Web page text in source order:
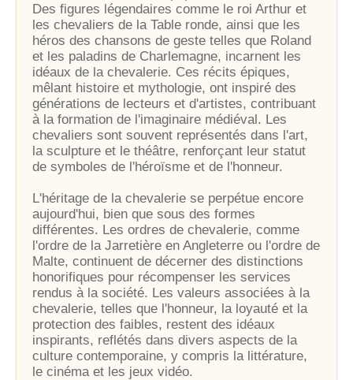
Des figures légendaires comme le roi Arthur et
les chevaliers de la Table ronde, ainsi que les
héros des chansons de geste telles que Roland
et les paladins de Charlemagne, incarnent les
idéaux de la chevalerie. Ces récits épiques,
mêlant histoire et mythologie, ont inspiré des
générations de lecteurs et d'artistes, contribuant
à la formation de l'imaginaire médiéval. Les
chevaliers sont souvent représentés dans l'art,
la sculpture et le théâtre, renforçant leur statut
de symboles de l'héroïsme et de l'honneur.
L'héritage de la chevalerie se perpétue encore
aujourd'hui, bien que sous des formes
différentes. Les ordres de chevalerie, comme
l'ordre de la Jarretière en Angleterre ou l'ordre de
Malte, continuent de décerner des distinctions
honorifiques pour récompenser les services
rendus à la société. Les valeurs associées à la
chevalerie, telles que l'honneur, la loyauté et la
protection des faibles, restent des idéaux
inspirants, reflétés dans divers aspects de la
culture contemporaine, y compris la littérature,
le cinéma et les jeux vidéo.